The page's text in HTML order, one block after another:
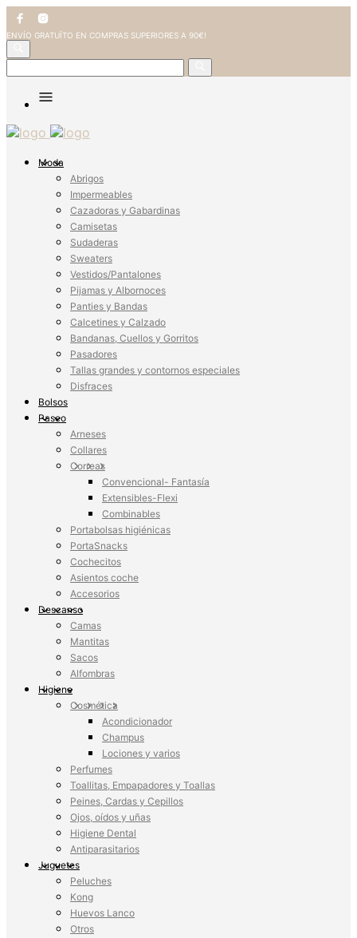
ENVÍO GRATUÏTO EN COMPRAS SUPERIORES A 90€!
Moda
Abrigos
Impermeables
Cazadoras y Gabardinas
Camisetas
Sudaderas
Sweaters
Vestidos/Pantalones
Pijamas y Albornoces
Panties y Bandas
Calcetines y Calzado
Bandanas, Cuellos y Gorritos
Pasadores
Tallas grandes y contornos especiales
Disfraces
Bolsos
Paseo
Arneses
Collares
Correas
Convencional- Fantasía
Extensibles-Flexi
Combinables
Portabolsas higiénicas
PortaSnacks
Cochecitos
Asientos coche
Accesorios
Descanso
Camas
Mantitas
Sacos
Alfombras
Higiene
Cosmética
Acondicionador
Champus
Lociones y varios
Perfumes
Toallitas, Empapadores y Toallas
Peines, Cardas y Cepillos
Ojos, oídos y uñas
Higiene Dental
Antiparasitarios
Juguetes
Peluches
Kong
Huevos Lanco
Otros